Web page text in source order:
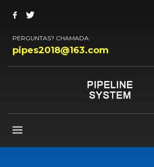
PERGUNTAS? CHAMADA:
pipes2018@163.com